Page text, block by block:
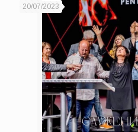
20/07/2023